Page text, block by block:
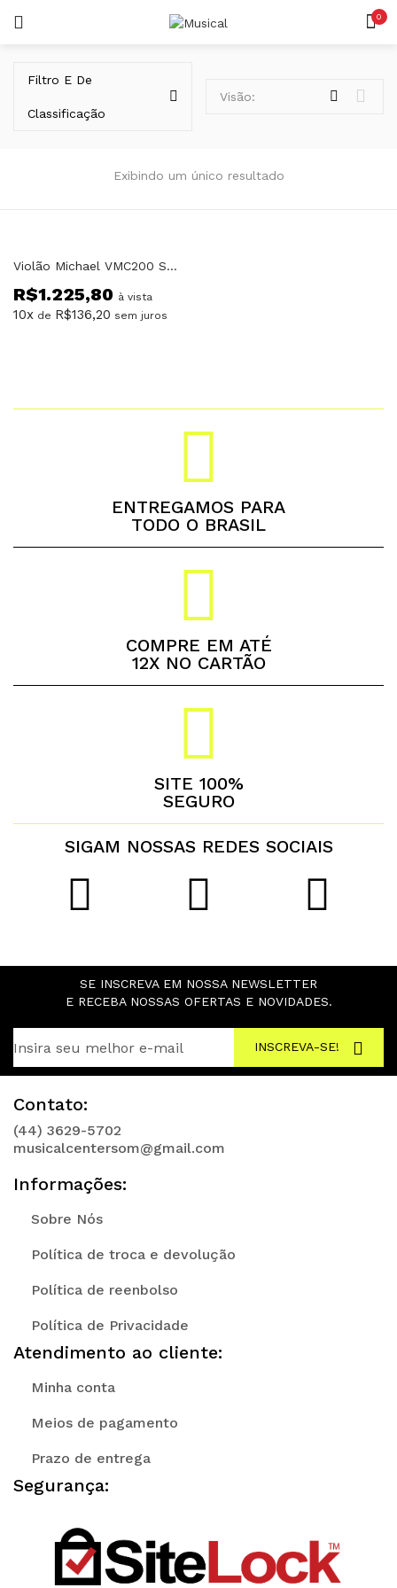
0
Exibindo um único resultado
Filtro E De
Classificação
Visão:
Violão Michael VMC200 ST Natural Elétrico Cosmic
R$1.225,80 à vista
10x de R$136,20 sem juros
ENTREGAMOS PARA
TODO O BRASIL
COMPRE EM ATÉ
12X NO CARTÃO
SITE 100%
SEGURO
SIGAM NOSSAS REDES SOCIAIS
SE INSCREVA EM NOSSA NEWSLETTER
E RECEBA NOSSAS OFERTAS E NOVIDADES.
INSCREVA-SE!
Contato:
(44) 3629-5702
musicalcentersom@gmail.com
Informações:
Sobre Nós
Política de troca e devolução
Política de reenbolso
Política de Privacidade
Atendimento ao cliente:
Minha conta
Meios de pagamento
Prazo de entrega
Segurança: